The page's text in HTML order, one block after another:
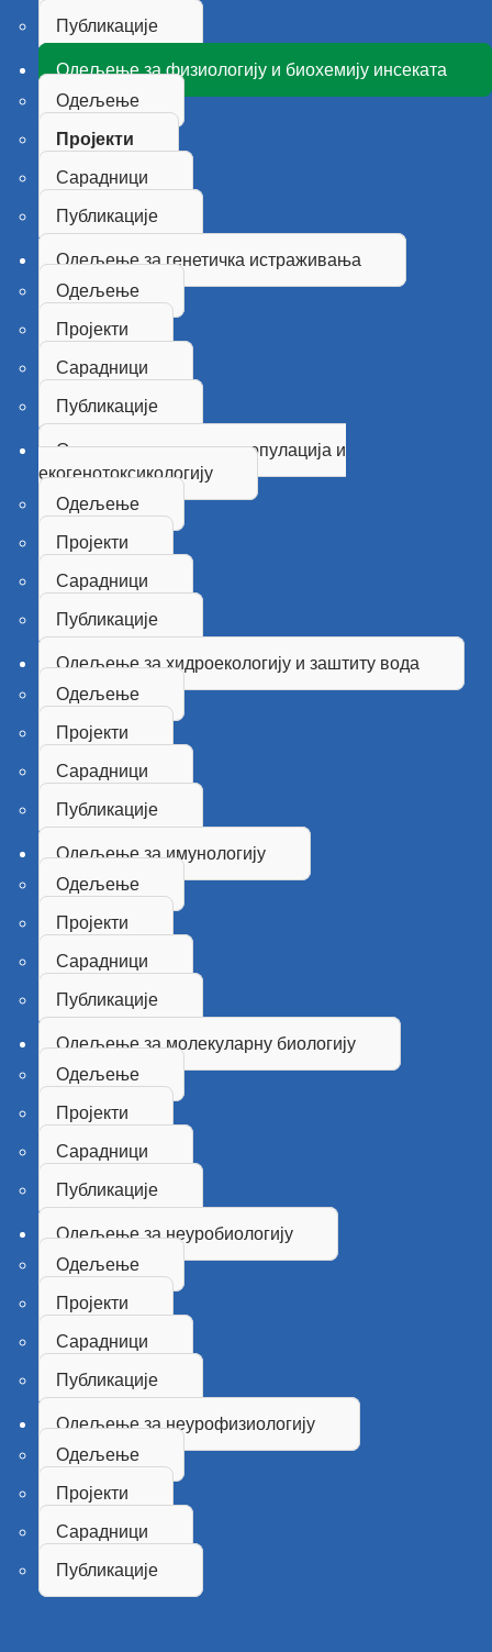
Публикације
Одељење за физиологију и биохемију инсеката
Одељење
Пројекти
Сарадници
Публикације
Одељење за генетичка истраживања
Одељење
Пројекти
Сарадници
Публикације
Одељење за генетику популација и
екогенотоксикологију
Одељење
Пројекти
Сарадници
Публикације
Одељење за хидроекологију и заштиту вода
Одељење
Пројекти
Сарадници
Публикације
Одељење за имунологију
Одељење
Пројекти
Сарадници
Публикације
Одељење за молекуларну биологију
Одељење
Пројекти
Сарадници
Публикације
Одељење за неуробиологију
Одељење
Пројекти
Сарадници
Публикације
Одељење за неурофизиологију
Одељење
Пројекти
Сарадници
Публикације